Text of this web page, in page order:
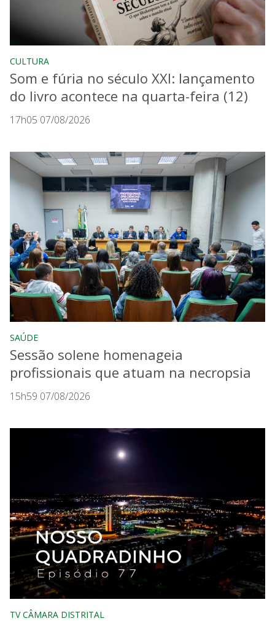
CULTURA
Som e fúria no século XXI: lançamento
do livro acontece na quarta-feira (12)
17h05 07/08/2026
SAÚDE
Sessão solene homenageia
profissionais que atuam na necropsia
15h59 07/08/2026
TV CÂMARA DISTRITAL